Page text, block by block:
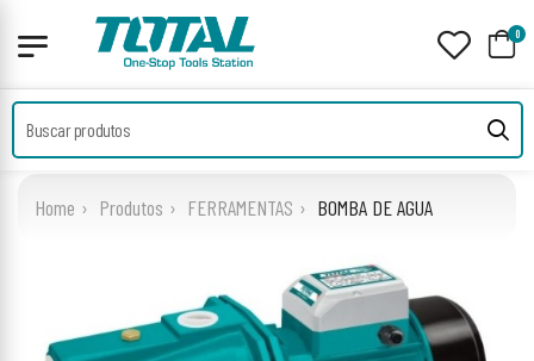
0
Home Produtos FERRAMENTAS BOMBA DE AGUA